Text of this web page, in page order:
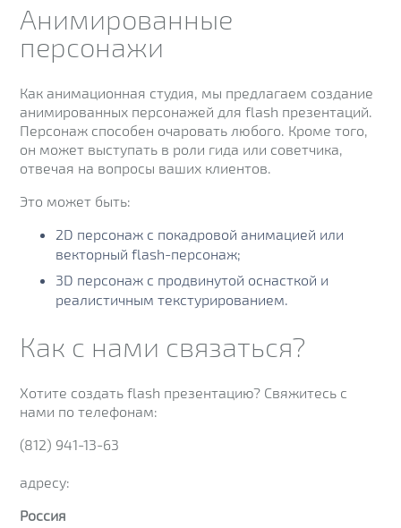
Анимированные
персонажи
Как анимационная студия, мы предлагаем создание
анимированных персонажей для flash презентаций.
Персонаж способен очаровать любого. Кроме того,
он может выступать в роли гида или советчика,
отвечая на вопросы ваших клиентов.
Это может быть:
2D персонаж с покадровой анимацией или
векторный flash-персонаж;
3D персонаж с продвинутой оснасткой и
реалистичным текстурированием.
Как с нами связаться?
Хотите создать flash презентацию? Свяжитесь с
нами по телефонам:
(812) 941-13-63
адресу:
Россия